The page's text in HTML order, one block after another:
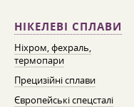
НІКЕЛЕВІ СПЛАВИ
Ніхром, фехраль,
термопари
Прецизійні сплави
Європейські спецсталі